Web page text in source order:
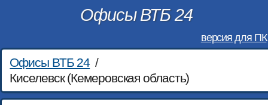
Офисы ВТБ 24
версия для ПК
Офисы ВТБ 24 /
Киселевск (Кемеровская область)